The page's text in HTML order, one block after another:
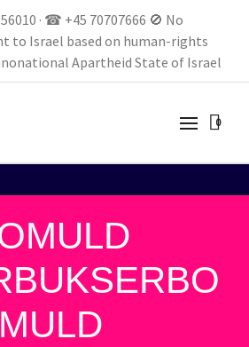
· ☎ +45 70707666 🚫 No
to Israel based on human-rights
Apartheid State of Israel
0
MULD